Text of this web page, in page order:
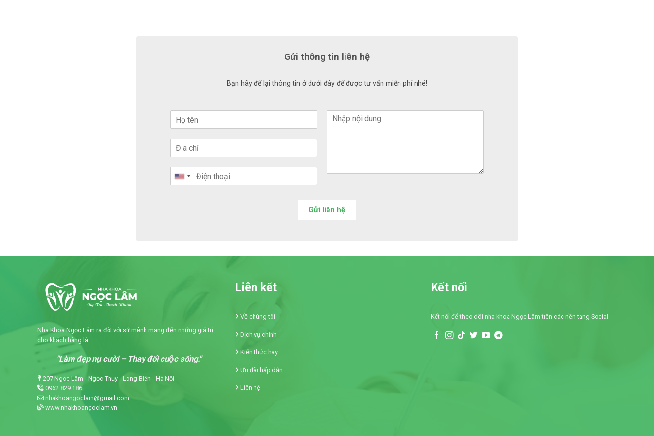
Gửi thông tin liên hệ
Bạn hãy để lại thông tin ở dưới đây để được tư vấn miễn phí nhé!
Gửi liên hệ
Nha Khoa Ngọc Lâm ra đời với sứ mệnh mang đến những giá trị
cho khách hàng là:
"Làm đẹp nụ cười – Thay đổi cuộc sống."
207 Ngọc Lâm - Ngọc Thụy - Long Biên - Hà Nội
0962 829 186
nhakhoangoclam@gmail.com
www.nhakhoangoclam.vn
Liên kết
Về chúng tôi
Dịch vụ chính
Kiến thức hay
Ưu đãi hấp dẫn
Liên hệ
Kết nối
Kết nối để theo dõi nha khoa Ngọc Lâm trên các nền tảng Social